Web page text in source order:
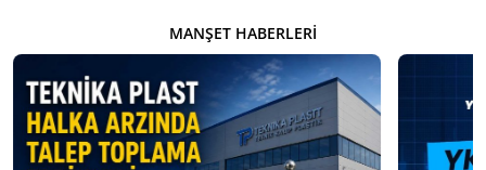
MANŞET HABERLERI